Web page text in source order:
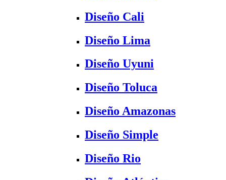
Diseño Cali
Diseño Lima
Diseño Uyuni
Diseño Toluca
Diseño Amazonas
Diseño Simple
Diseño Rio